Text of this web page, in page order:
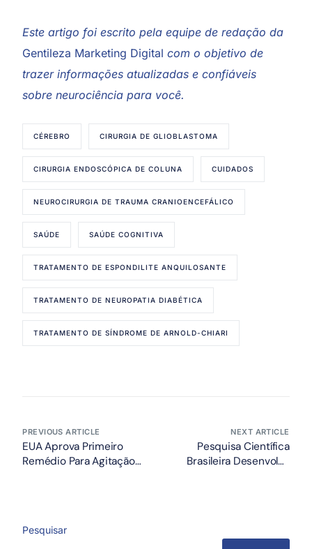
Este artigo foi escrito pela equipe de redação da
Gentileza Marketing Digital com o objetivo de
trazer informações atualizadas e confiáveis
sobre neurociência para você.
CÉREBRO CIRURGIA DE GLIOBLASTOMA
CIRURGIA ENDOSCÓPICA DE COLUNA CUIDADOS
NEUROCIRURGIA DE TRAUMA CRANIOENCEFÁLICO
SAÚDE SAÚDE COGNITIVA
TRATAMENTO DE ESPONDILITE ANQUILOSANTE
TRATAMENTO DE NEUROPATIA DIABÉTICA
TRATAMENTO DE SÍNDROME DE ARNOLD-CHIARI
PREVIOUS ARTICLE
EUA Aprova Primeiro
Remédio Para Agitação
NEXT ARTICLE
Pesquisa Científica
Brasileira Desenvolve
Pesquisar